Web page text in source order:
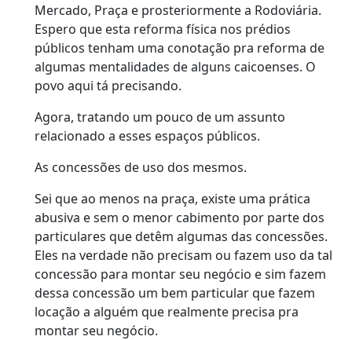
Mercado, Praça e prosteriormente a Rodoviária.
Espero que esta reforma física nos prédios
públicos tenham uma conotação pra reforma de
algumas mentalidades de alguns caicoenses. O
povo aqui tá precisando.
Agora, tratando um pouco de um assunto
relacionado a esses espaços públicos.
As concessões de uso dos mesmos.
Sei que ao menos na praça, existe uma prática
abusiva e sem o menor cabimento por parte dos
particulares que detêm algumas das concessões.
Eles na verdade não precisam ou fazem uso da tal
concessão para montar seu negócio e sim fazem
dessa concessão um bem particular que fazem
locação a alguém que realmente precisa pra
montar seu negócio.